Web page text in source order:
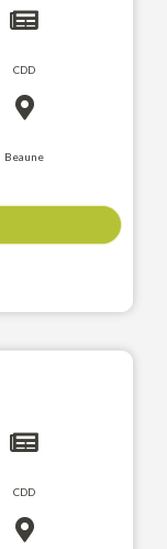
CDD
Beaune
CDD